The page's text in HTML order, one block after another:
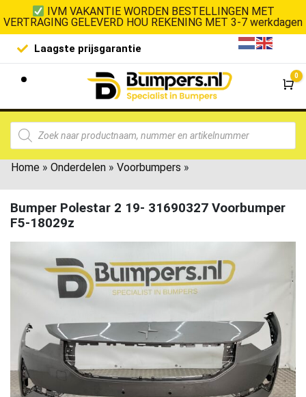
IVM VAKANTIE WORDEN BESTELLINGEN MET
VERTRAGING GELEVERD HOU REKENING MET 3-7 werkdagen
Laagste prijsgarantie De
0
Home » Onderdelen » Voorbumpers »
Bumper Polestar 2 19- 31690327 Voorbumper
F5-18029z